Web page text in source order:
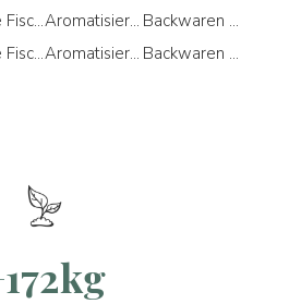
Andere Fischprodukte per Glutenfrei
Andere Fischprodukte per Kostenlos von
Aromatisiertes Öl per Ohne Konservierungsstoffe
Aromatisiertes Öl per Produkte für Zöliakiekranke
Backwaren per Ostern
Backwaren per Preisgekrönte Produkte